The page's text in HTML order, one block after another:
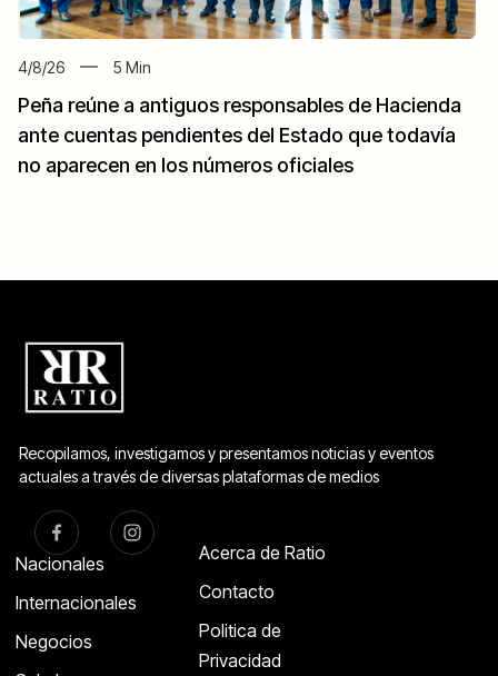
4/8/26 5 Min
Peña reúne a antiguos responsables de Hacienda
ante cuentas pendientes del Estado que todavía
no aparecen en los números oficiales
Recopilamos, investigamos y presentamos noticias y eventos
actuales a través de diversas plataformas de medios
Nacionales
Internacionales
Negocios
Acerca de Ratio
Contacto
Politica de
Privacidad